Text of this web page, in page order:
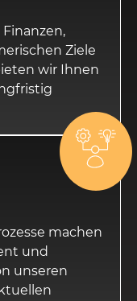
Ziele
wir Ihnen
machen
und
unseren